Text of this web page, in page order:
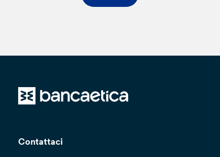
Contattaci